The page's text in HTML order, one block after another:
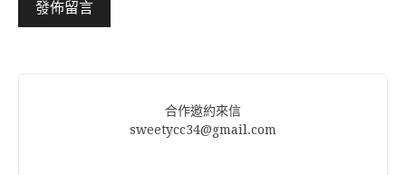
合作邀約來信
sweetycc34@gmail.com